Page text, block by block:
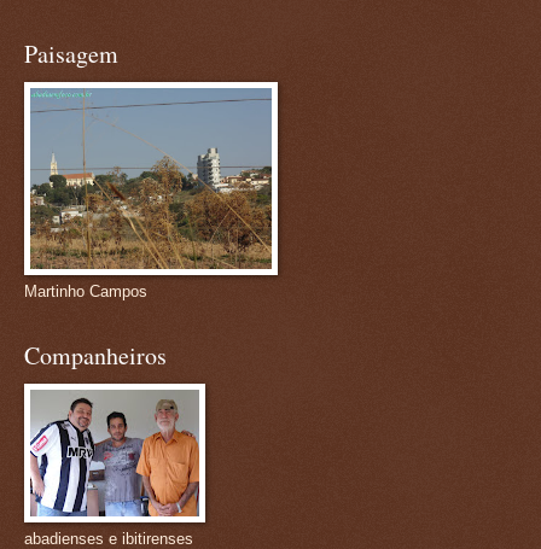
Paisagem
Martinho Campos
Companheiros
abadienses e ibitirenses